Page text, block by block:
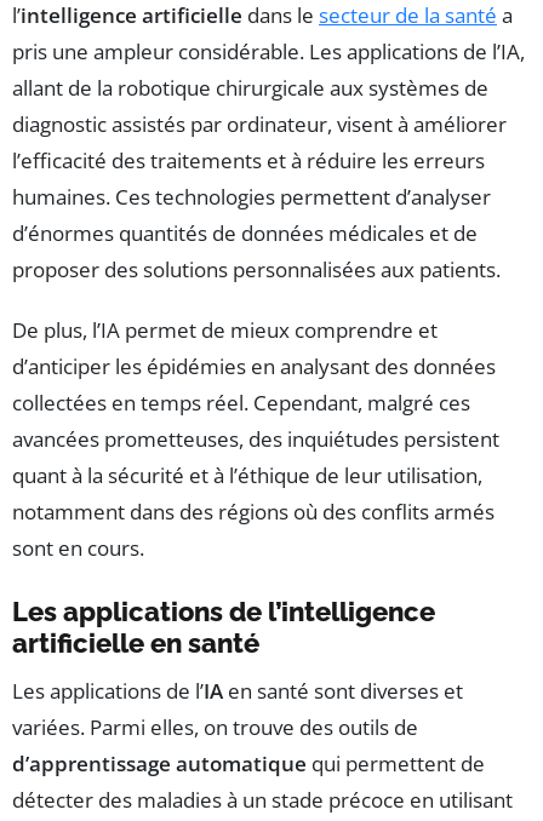
l’intelligence artificielle dans le secteur de la santé a
pris une ampleur considérable. Les applications de l’IA,
allant de la robotique chirurgicale aux systèmes de
diagnostic assistés par ordinateur, visent à améliorer
l’efficacité des traitements et à réduire les erreurs
humaines. Ces technologies permettent d’analyser
d’énormes quantités de données médicales et de
proposer des solutions personnalisées aux patients.
De plus, l’IA permet de mieux comprendre et
d’anticiper les épidémies en analysant des données
collectées en temps réel. Cependant, malgré ces
avancées prometteuses, des inquiétudes persistent
quant à la sécurité et à l’éthique de leur utilisation,
notamment dans des régions où des conflits armés
sont en cours.
Les applications de l’intelligence
artificielle en santé
Les applications de l’IA en santé sont diverses et
variées. Parmi elles, on trouve des outils de
d’apprentissage automatique qui permettent de
détecter des maladies à un stade précoce en utilisant